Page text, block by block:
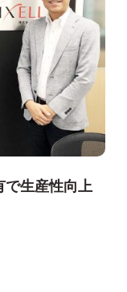
で生産性向上